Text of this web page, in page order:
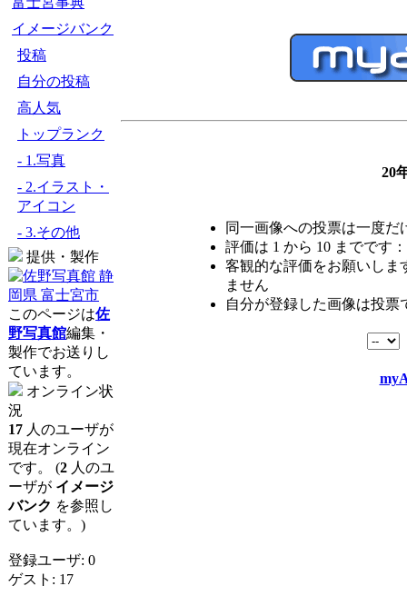
イメージバンク
投稿
自分の投稿
高人気
トップランク
- 1.写真
- 2.イラスト・
アイコン
- 3.その他
提供・製作
このページは佐
野写真館編集・
製作でお送りし
ています。
オンライン状
況
17 人のユーザが
現在オンライン
です。 (2 人のユ
ーザが イメージ
バンク を参照し
ています。)
登録ユーザ: 0
ゲスト: 17
20
同一画像への投票は一度だ
評価は 1 から 10 までです
客観的な評価をお願いしま
ません
自分が登録した画像は投票